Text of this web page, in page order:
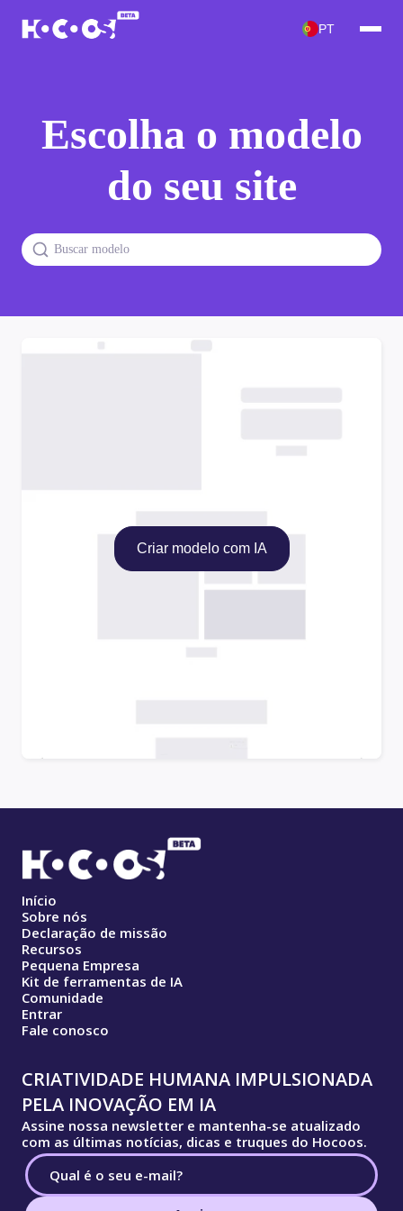
PT
Escolha o modelo
do seu site
Criar modelo com IA
Início
Sobre nós
Declaração de missão
Recursos
Pequena Empresa
Kit de ferramentas de IA
Comunidade
Entrar
Fale conosco
CRIATIVIDADE HUMANA IMPULSIONADA
PELA INOVAÇÃO EM IA
Assine nossa newsletter e mantenha-se atualizado
com as últimas notícias, dicas e truques do Hocoos.